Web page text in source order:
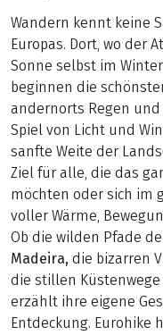
Wandern kennt keine
Europas. Dort, wo der
Sonne selbst im
beginnen die
andernorts Regen und
Spiel von Licht und
sanfte Weite der
Ziel für alle, die das
möchten oder sich im
voller Wärme,
Ob die wilden Pfade
Madeira, die bizarren
die stillen
erzählt ihre eigene
Entdeckung. Eurohike